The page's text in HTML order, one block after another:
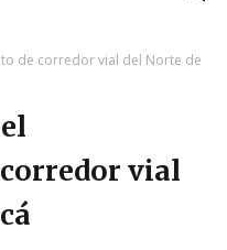
de corredor vial del Norte de
vial